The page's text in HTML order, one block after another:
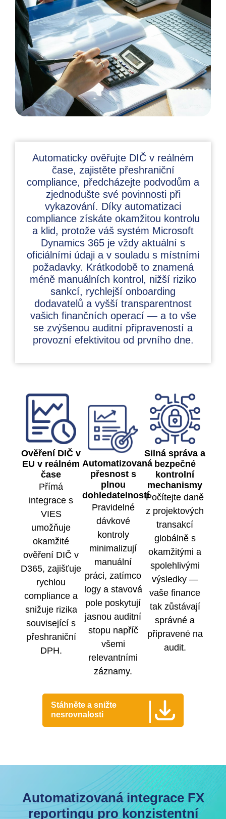
Automaticky ověřujte DIČ v reálném
čase, zajistěte přeshraniční
compliance, předcházejte podvodům a
zjednodušte své povinnosti při
vykazování. Díky automatizaci
compliance získáte okamžitou kontrolu
a klid, protože váš systém Microsoft
Dynamics 365 je vždy aktuální s
oficiálními údaji a v souladu s místními
požadavky. Krátkodobě to znamená
méně manuálních kontrol, nižší riziko
sankcí, rychlejší onboarding
dodavatelů a vyšší transparentnost
vašich finančních operací — a to vše
se zvýšenou auditní připraveností a
provozní efektivitou od prvního dne.
Ověření DIČ v
EU v reálném
čase
Přímá
integrace s
VIES
umožňuje
okamžité
ověření DIČ v
D365, zajišťuje
rychlou
compliance a
snižuje rizika
související s
přeshraniční
DPH.
Automatizovaná
přesnost s
plnou
dohledatelností
Pravidelné
dávkové
kontroly
minimalizují
manuální
práci, zatímco
logy a stavová
pole poskytují
jasnou auditní
stopu napříč
všemi
relevantními
záznamy.
Silná správa a
bezpečné
kontrolní
mechanismy
Počítejte daně
z projektových
transakcí
globálně s
okamžitými a
spolehlivými
výsledky —
vaše finance
tak zůstávají
správné a
připravené na
audit.
Stáhněte a snižte
nesrovnalosti
Automatizovaná integrace FX
reportingu pro konzistentní